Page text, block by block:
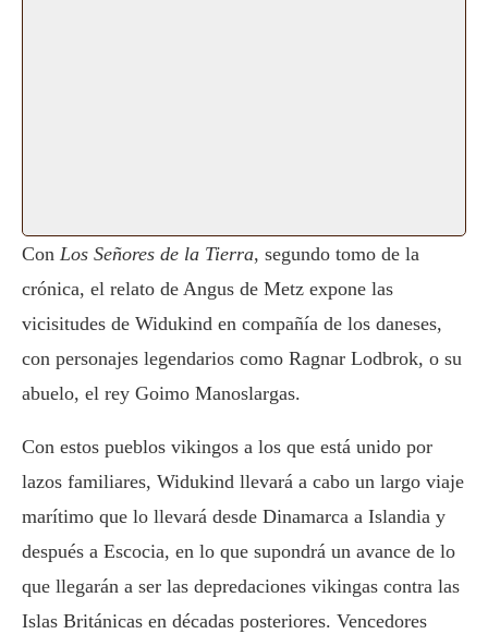
Con Los Señores de la Tierra, segundo tomo de la
crónica, el relato de Angus de Metz expone las
vicisitudes de Widukind en compañía de los daneses,
con personajes legendarios como Ragnar Lodbrok, o su
abuelo, el rey Goimo Manoslargas.
Con estos pueblos vikingos a los que está unido por
lazos familiares, Widukind llevará a cabo un largo viaje
marítimo que lo llevará desde Dinamarca a Islandia y
después a Escocia, en lo que supondrá un avance de lo
que llegarán a ser las depredaciones vikingas contra las
Islas Británicas en décadas posteriores. Vencedores